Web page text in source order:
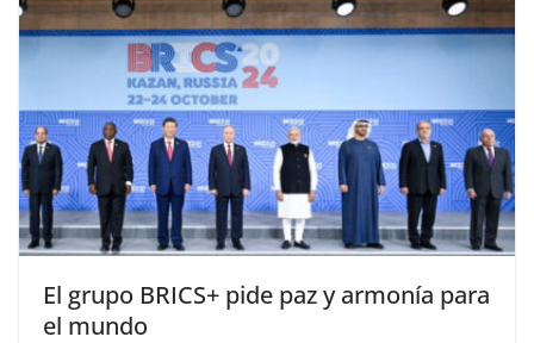
El grupo BRICS+ pide paz y armonía para
el mundo